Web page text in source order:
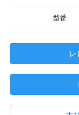
型番
レ